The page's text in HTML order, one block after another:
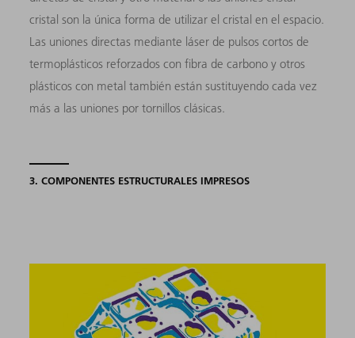
cristal son la única forma de utilizar el cristal en el espacio.
Las uniones directas mediante láser de pulsos cortos de
termoplásticos reforzados con fibra de carbono y otros
plásticos con metal también están sustituyendo cada vez
más a las uniones por tornillos clásicas.
3. COMPONENTES ESTRUCTURALES IMPRESOS